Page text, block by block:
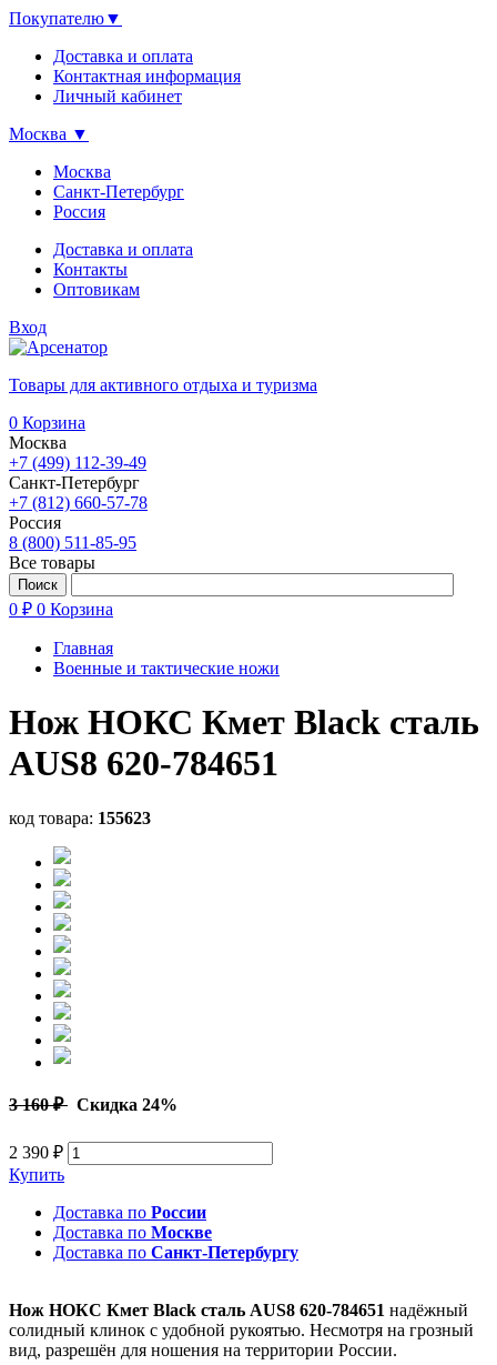
Покупателю▼
Доставка и оплата
Контактная информация
Личный кабинет
Москва ▼
Москва
Санкт-Петербург
Россия
Доставка и оплата
Контакты
Оптовикам
Вход
Товары для активного отдыха и туризма
0 Корзина
Москва
+7 (499) 112-39-49
Санкт-Петербург
+7 (812) 660-57-78
Россия
8 (800) 511-85-95
Все товары
0 ₽ 0 Корзина
Главная
Военные и тактические ножи
Нож НОКС Кмет Black сталь
AUS8 620-784651
код товара: 155623
3 160 ₽ Скидка 24%
2 390 ₽
Купить
Доставка по России
Доставка по Москве
Доставка по Санкт-Петербургу
Нож НОКС Кмет Black сталь AUS8 620-784651 надёжный
солидный клинок с удобной рукоятью. Несмотря на грозный
вид, разрешён для ношения на территории России.